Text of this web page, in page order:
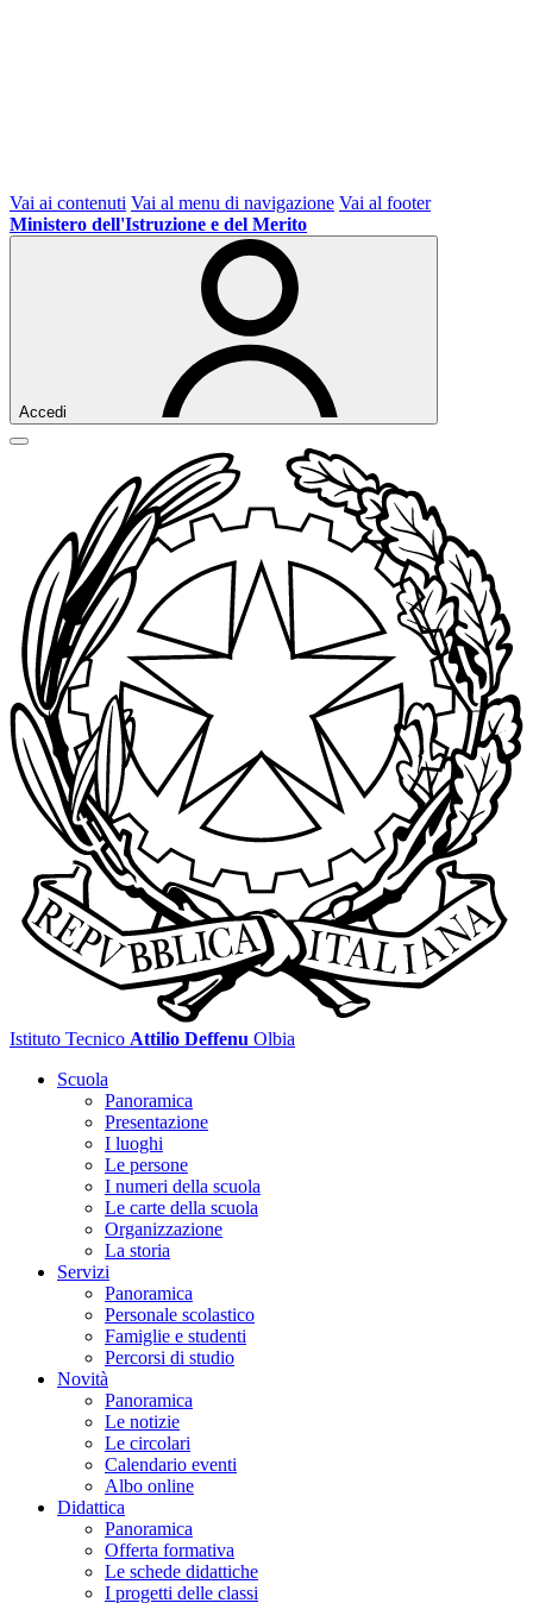
Vai ai contenuti Vai al menu di navigazione Vai al footer
Ministero dell'Istruzione e del Merito
Accedi
Istituto Tecnico Attilio Deffenu Olbia
Scuola
Panoramica
Presentazione
I luoghi
Le persone
I numeri della scuola
Le carte della scuola
Organizzazione
La storia
Servizi
Panoramica
Personale scolastico
Famiglie e studenti
Percorsi di studio
Novità
Panoramica
Le notizie
Le circolari
Calendario eventi
Albo online
Didattica
Panoramica
Offerta formativa
Le schede didattiche
I progetti delle classi